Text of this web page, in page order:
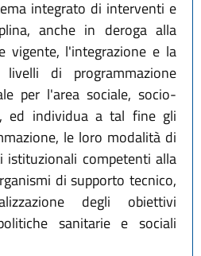
integrato di interventi e
anche in deroga alla
vigente, l'integrazione e la
livelli di programmazione
per l'area sociale, socio-
ed individua a tal fine gli
le loro modalità di
istituzionali competenti alla
di supporto tecnico,
degli obiettivi
sanitarie e sociali